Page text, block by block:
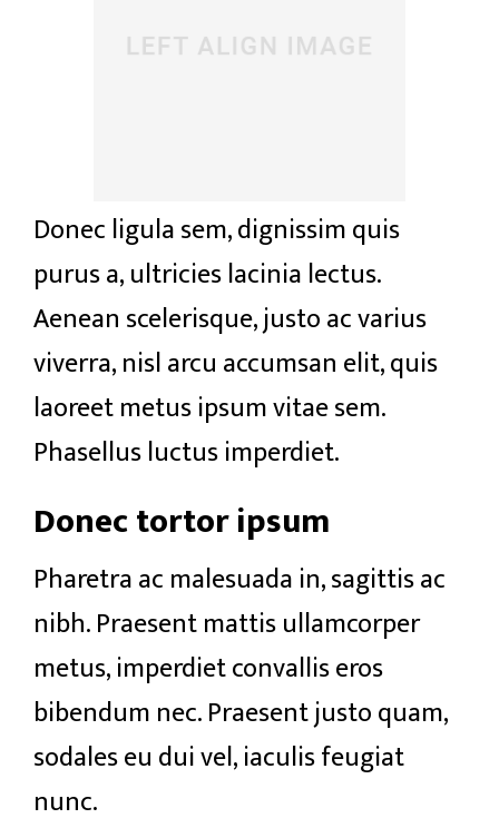
Donec ligula sem, dignissim quis
purus a, ultricies lacinia lectus.
Aenean scelerisque, justo ac varius
viverra, nisl arcu accumsan elit, quis
laoreet metus ipsum vitae sem.
Phasellus luctus imperdiet.
Donec tortor ipsum
Pharetra ac malesuada in, sagittis ac
nibh. Praesent mattis ullamcorper
metus, imperdiet convallis eros
bibendum nec. Praesent justo quam,
sodales eu dui vel, iaculis feugiat
nunc.